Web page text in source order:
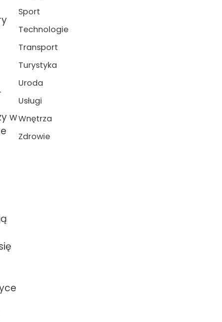
w
Sport
Technologie
Transport
Turystyka
Uroda
Usługi
Wnętrza
Zdrowie